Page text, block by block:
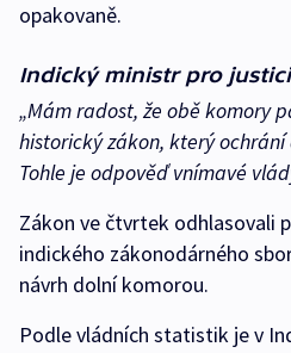
opakovaně.
Indický ministr pro
„Mám radost, že obě komory
historický zákon, který ochrání
Tohle je odpověď vnímavé
Zákon ve čtvrtek odhlasovali
indického zákonodárného
návrh dolní komorou.
Podle vládních statistik je v